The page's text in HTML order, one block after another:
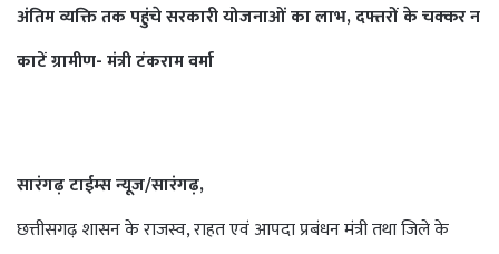
अंतिम व्यक्ति तक पहुंचे सरकारी योजनाओं का लाभ, दफ्तरों के चक्कर न
काटें ग्रामीण- मंत्री टंकराम वर्मा
सारंगढ़ टाईम्स न्यूज/सारंगढ़,
छत्तीसगढ़ शासन के राजस्व, राहत एवं आपदा प्रबंधन मंत्री तथा जिले के